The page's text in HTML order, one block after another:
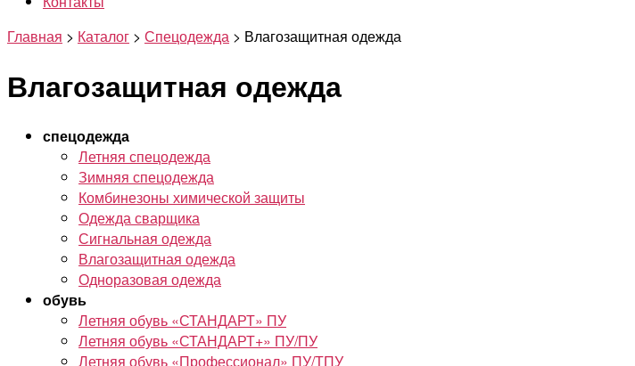
Главная > Каталог > Спецодежда > Влагозащитная одежда
Влагозащитная одежда
спецодежда
Летняя спецодежда
Зимняя спецодежда
Комбинезоны химической защиты
Одежда сварщика
Сигнальная одежда
Влагозащитная одежда
Одноразовая одежда
обувь
Летняя обувь «СТАНДАРТ» ПУ
Летняя обувь «СТАНДАРТ+» ПУ/ПУ
Летняя обувь «Профессионал» ПУ/ТПУ